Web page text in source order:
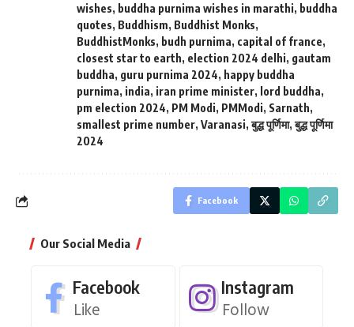
wishes, buddha purnima wishes in marathi, buddha
quotes, Buddhism, Buddhist Monks,
BuddhistMonks, budh purnima, capital of france,
closest star to earth, election 2024 delhi, gautam
buddha, guru purnima 2024, happy buddha
purnima, india, iran prime minister, lord buddha,
pm election 2024, PM Modi, PMModi, Sarnath,
smallest prime number, Varanasi,बुद्ध पूर्णिमा,बुद्ध पूर्णिमा
2024
Facebook
Our Social Media
Facebook
Like
Instagram
Follow